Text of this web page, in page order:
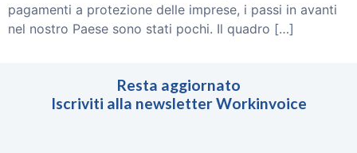
pagamenti a protezione delle imprese, i passi in avanti
nel nostro Paese sono stati pochi. Il quadro […]
Resta aggiornato
Iscriviti alla newsletter Workinvoice